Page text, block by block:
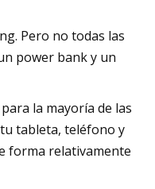
Pero no todas las
power bank y un
la mayoría de las
tableta, teléfono y
forma relativamente